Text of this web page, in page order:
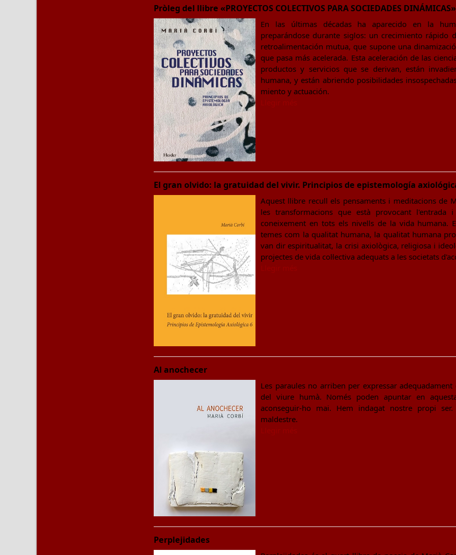
Pròleg del llibre «PROYECTOS COLECTIVOS PARA SOCIEDADES DINÁMICAS»
En las últimas décadas ha aparecido en la
preparándose durante siglos: un crecimiento rápido
retroalimentación mutua, que supone una
que pasa más acelerada. Esta aceleración de las
productos y servicios que se derivan, están
humana, y están abriendo posibilidades
miento y actuación.
El gran olvido: la gratuidad del vivir. Principios de epistemología
Aquest llibre recull els pensaments i meditacions de
les transformacions que està provocant l'entrada
coneixement en tots els nivells de la vida humana.
temes com la qualitat humana, la qualitat humana
van dir espiritualitat, la crisi axiològica, religiosa i
projectes de vida col·lectiva adequats a les societats
Al anochecer
Les paraules no arriben per expressar
del viure humà. Només poden apuntar en
aconseguir-ho mai. Hem indagat nostre propi
maldestre.
Perplejidades